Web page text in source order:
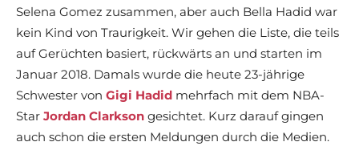
Selena Gomez zusammen, aber auch Bella Hadid war
kein Kind von Traurigkeit. Wir gehen die Liste, die teils
auf Gerüchten basiert, rückwärts an und starten im
Januar 2018. Damals wurde die heute 23-jährige
Schwester von Gigi Hadid mehrfach mit dem NBA-
Star Jordan Clarkson gesichtet. Kurz darauf gingen
auch schon die ersten Meldungen durch die Medien.